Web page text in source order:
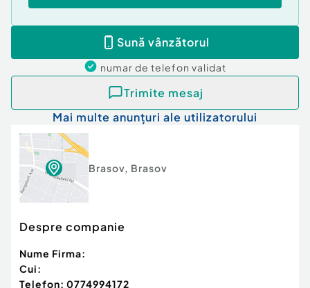
pentru investitie (Airbnb)
Comision agentie: 2% TVA.
Tip imobil:
Sună vânzătorul
numar de telefon validat
Trimite mesaj
Mai multe anunțuri ale utilizatorului
Brasov, Brasov
Despre companie
Nume Firma:
Cui:
Telefon: 0774994172